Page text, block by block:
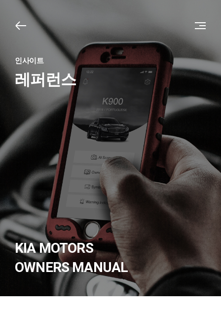
인사이트
레퍼런스
KIA MOTORS
OWNERS MANUAL